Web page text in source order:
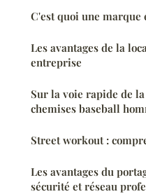
C'est quoi une marque
Les avantages de la
entreprise
Sur la voie rapide de
chemises baseball
Street workout :
Les avantages du
sécurité et réseau